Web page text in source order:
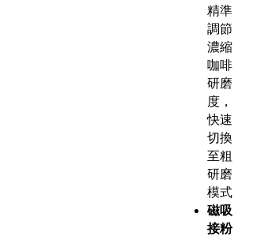
精準
調節
濃縮
咖啡
研磨
度，
快速
切換
至粗
研磨
模式
磁吸
接粉